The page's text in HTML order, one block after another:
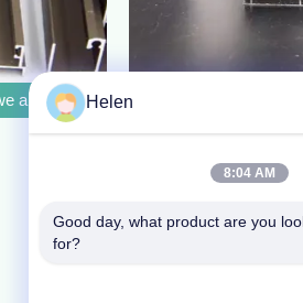
anodowane profile aluminiowe Seria 20
Libia Szafka
Helen
8:04 AM
Good day, what product are you
for?